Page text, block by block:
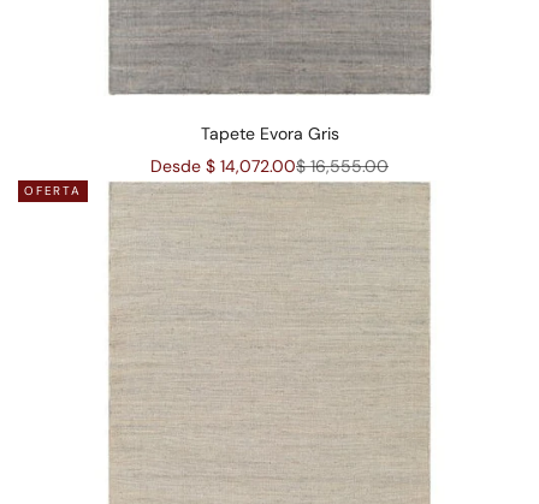
Tapete Evora Gris
Precio de oferta
Desde $ 14,072.00Precio normal
$ 16,555.00
OFERTA